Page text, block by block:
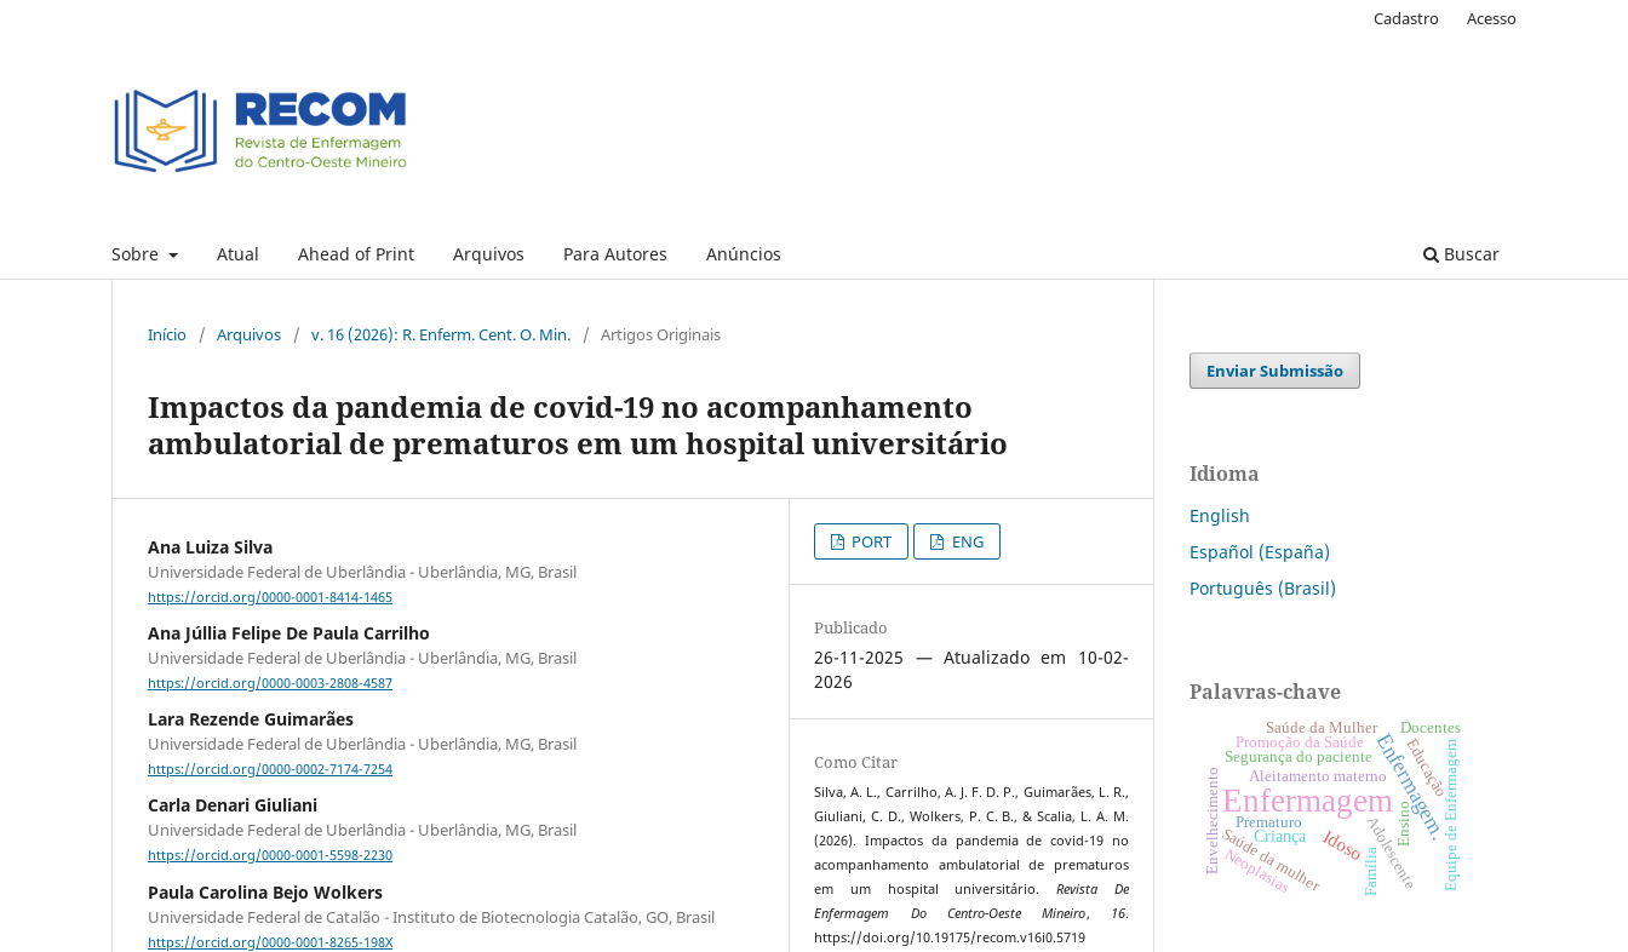
Sobre Atual Ahead of Print Arquivos Para Autores Anúncios Buscar
Cadastro Acesso
Início / Arquivos / v. 16 (2026): R. Enferm. Cent. O. Min. / Artigos Originais
Impactos da pandemia de covid-19 no acompanhamento
ambulatorial de prematuros em um hospital universitário
Ana Luiza Silva
Universidade Federal de Uberlândia - Uberlândia, MG, Brasil
https://orcid.org/0000-0001-8414-1465
Ana Júllia Felipe De Paula Carrilho
Universidade Federal de Uberlândia - Uberlândia, MG, Brasil
https://orcid.org/0000-0003-2808-4587
Lara Rezende Guimarães
Universidade Federal de Uberlândia - Uberlândia, MG, Brasil
https://orcid.org/0000-0002-7174-7254
Carla Denari Giuliani
Universidade Federal de Uberlândia - Uberlândia, MG, Brasil
https://orcid.org/0000-0001-5598-2230
Paula Carolina Bejo Wolkers
Universidade Federal de Catalão - Instituto de Biotecnologia Catalão, GO, Brasil
https://orcid.org/0000-0001-8265-198X
PORT ENG
Publicado
26-11-2025 — Atualizado em 10-02-
2026
Como Citar
Silva, A. L., Carrilho, A. J. F. D. P., Guimarães, L. R.,
Giuliani, C. D., Wolkers, P. C. B., & Scalia, L. A. M.
(2026). Impactos da pandemia de covid-19 no
acompanhamento ambulatorial de prematuros
em um hospital universitário.Revista De
Enfermagem Do Centro-Oeste Mineiro, 16.
https://doi.org/10.19175/recom.v16i0.5719
Enviar Submissão
Idioma
English
Español (España)
Português (Brasil)
Palavras-chave
EnfermagemEnfermagem.
Idoso
Criança
EnvelhecimentoSaúde da mulher Adolescente
Família
Aleitamento materno Equipe de Enfermagem
Ensino
Segurança do paciente
Neoplasias
Promoção da Saúde
Saúde da Mulher Docentes
Prematuro
Educação